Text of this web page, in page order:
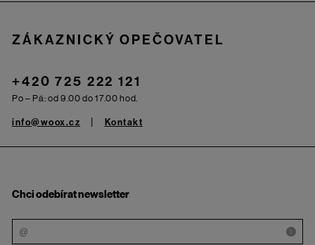
ZÁKAZNICKÝ OPEČOVATEL
+420 725 222 121
Po – Pá: od 9.00 do 17.00 hod.
info@woox.cz Kontakt
Chci odebírat newsletter
i